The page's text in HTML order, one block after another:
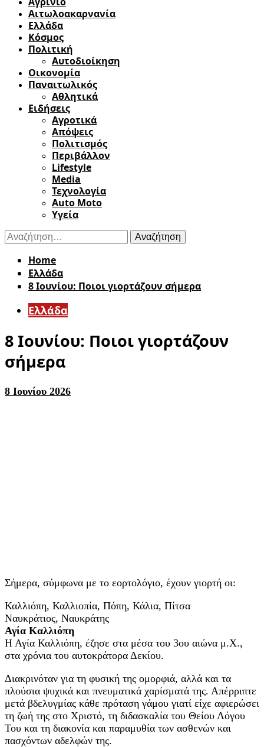
Αιτωλοακαρνανία
Ελλάδα
Κόσμος
Πολιτική
Αυτοδιοίκηση
Οικονομία
Παναιτωλικός
Αθλητικά
Ειδήσεις
Αγροτικά
Απόψεις
Πολιτισμός
Περιβάλλον
Lifestyle
Media
Τεχνολογία
Auto Moto
Υγεία
Αναζήτηση
για:
Home
Ελλάδα
8 Ιουνίου: Ποιοι γιορτάζουν σήμερα
Ελλάδα
8 Ιουνίου: Ποιοι γιορτάζουν
σήμερα
8 Ιουνίου 2026
Σήμερα, σύμφωνα με το εορτολόγιο, έχουν γιορτή οι:
Καλλιόπη, Καλλιοπία, Πόπη, Κάλια, Πίτσα
Ναυκράτιος, Ναυκράτης
Αγία Καλλιόπη
Η Αγία Καλλιόπη, έζησε στα μέσα του 3ου αιώνα μ.Χ.,
στα χρόνια του αυτοκράτορα Δεκίου.
Διακρινόταν για τη φυσική της ομορφιά, αλλά και τα
πλούσια ψυχικά και πνευματικά χαρίσματά της. Απέρριπτε
μετά βδελυγμίας κάθε πρόταση γάμου γιατί είχε αφιερώσει
τη ζωή της στο Χριστό, τη διδασκαλία του Θείου Λόγου
Του και τη διακονία και παραμυθία των ασθενών και
πασχόντων αδελφών της.